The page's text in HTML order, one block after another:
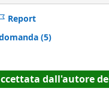
Report
(5)
dall'autore